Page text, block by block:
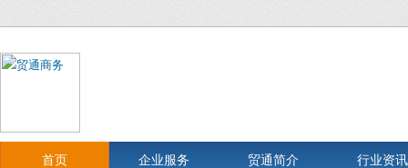
首页 企业服务 贸通简介 行业资讯